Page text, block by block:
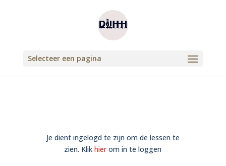
Selecteer een pagina
Je dient ingelogd te zijn om de lessen te
zien. Klikhierom in te loggen